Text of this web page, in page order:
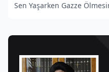
Sen Yaşarken Gazze